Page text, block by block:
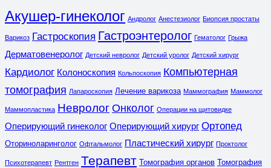
Акушер-гинеколог Андролог Анестезиолог Биопсия простаты
Варикоз Гастроскопия Гастроэнтеролог Гематолог Грыжа
Дерматовенеролог Детский невролог Детский уролог Детский хирург
Кардиолог Колоноскопия Кольпоскопия Компьютерная
томография Лапароскопия Лечение варикоза Маммография Маммолог
Маммопластика Невролог Онколог Операции на щитовидке
Оперирующий гинеколог Оперирующий хирург Ортопед
Оториноларинголог Офтальмолог Пластический хирург Проктолог
Психотерапевт Рентген Терапевт Томография органов Томография